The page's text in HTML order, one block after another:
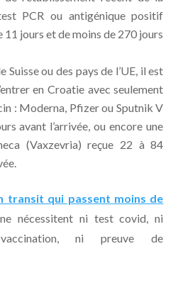
PCR ou antigénique positif
11 jours et de moins de 270 jours
Suisse ou des pays de l’UE, il est
en Croatie avec seulement
: Moderna, Pfizer ou Sputnik V
avant l’arrivée, ou encore une
(Vaxzevria) reçue 22 à 84
transit qui passent moins de
ne nécessitent ni test covid, ni
ni preuve de